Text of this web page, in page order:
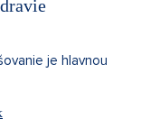
je hlavnou